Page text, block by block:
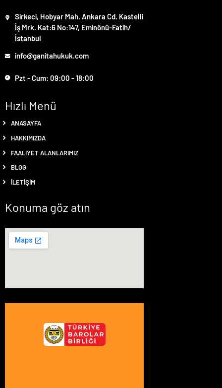
Sirkeci, Hobyar Mah. Ankara Cd. Kastelli
İş Mrk. Kat:6 No:147, Eminönü-Fatih/
İstanbul
info@ganitahukuk.com
Pzt - Cum: 09:00 - 18:00
Hızlı Menü
ANASAYFA
HAKKIMIZDA
FAALIYET ALANLARIMIZ
BLOG
İLETIŞIM
Konuma göz atın